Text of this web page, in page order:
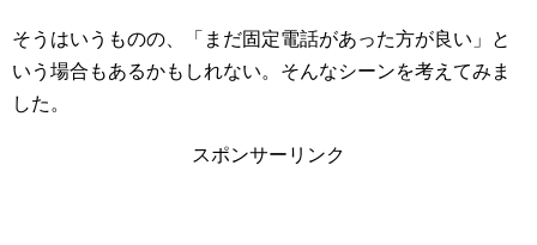
そうはいうものの、「まだ固定電話があった方が良い」と
いう場合もあるかもしれない。そんなシーンを考えてみま
した。
スポンサーリンク